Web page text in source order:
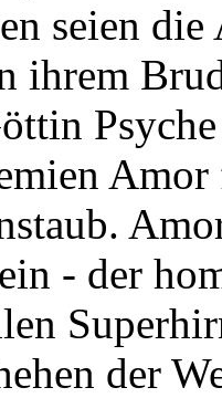
seien
ihrem
- der
der